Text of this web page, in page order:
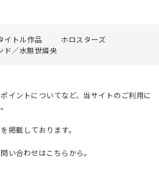
イトル作品
ホロスターズ
／水無世燐央
イントについてなど、当サイトのご利用に
掲載しております。
い合わせはこちらから。